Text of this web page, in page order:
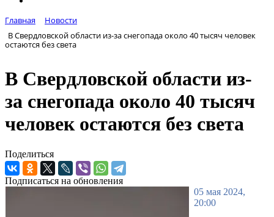
Главная
Новости
В Свердловской области из-за снегопада около 40 тысяч человек
остаются без света
В Свердловской области из-
за снегопада около 40 тысяч
человек остаются без света
Поделиться
Подписаться на обновления
05 мая 2024,
20:00